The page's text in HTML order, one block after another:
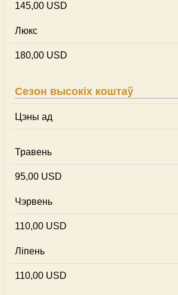
145,00 USD
Люкс
180,00 USD
Сезон высокіх коштаў
Цэны ад
Травень
95,00 USD
Чэрвень
110,00 USD
Ліпень
110,00 USD